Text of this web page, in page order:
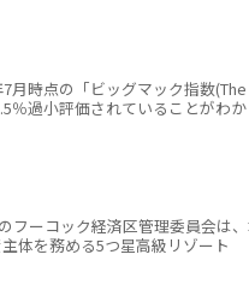
月時点の「ビッグマック指数(The
％過小評価されていることがわか
フーコック経済区管理委員会は
体を務める5つ星高級リゾート